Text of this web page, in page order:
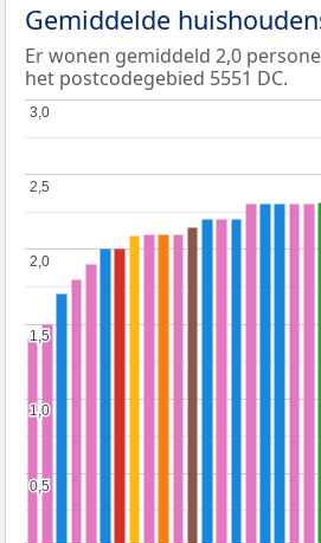
Gemiddelde
Er wonen gemiddeld 2,0
het postcodegebied 5551 DC.
0,5
0,5
1,0
1,0
1,5
1,5
2,0
2,0
2,5
2,5
3,0
3,0